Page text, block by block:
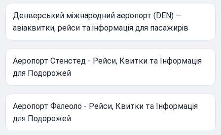
Денверський міжнародний аеропорт (DEN) —
авіаквитки, рейси та інформація для пасажирів
Аеропорт Стенстед - Рейси, Квитки та Інформація
для Подорожей
Аеропорт Фалеоло - Рейси, Квитки та Інформація
для Подорожей